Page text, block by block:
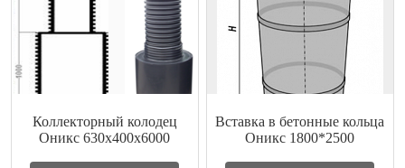
Коллекторный колодец
Оникс 630х400x6000
Вставка в бетонные кольца
Оникс 1800*2500